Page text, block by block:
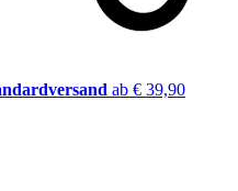
ab € 39,90